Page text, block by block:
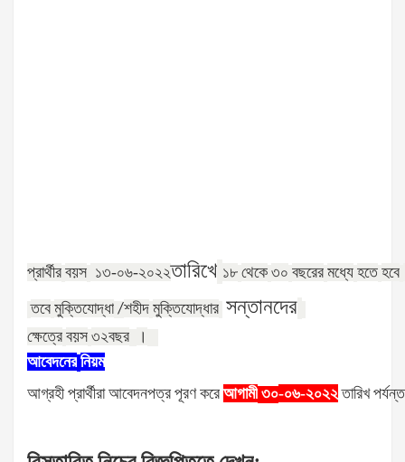
প্রার্থীর বয়স ১৩-০৬-২০২২তারিখে ১৮ থেকে ৩০ বছরের মধ্যে হতে হবে
তবে মুক্তিযোদ্ধা /শহীদ মুক্তিযোদ্ধার সন্তানদের
ক্ষেত্রে বয়স ৩২বছর
।
আবেদনের নিয়ম
আগ্রহী প্রার্থীরা আবেদনপত্র পূরণ করে আগামী ৩০-০৬-২০২২ তারিখ পর্যন্ত